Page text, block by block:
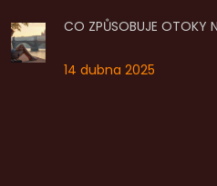
CO ZPŮSOBUJE OTOKY
14 dubna 2025